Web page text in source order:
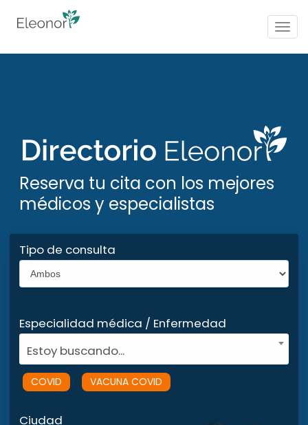
Reserva tu cita con los mejores
médicos y especialistas
Tipo de consulta
Especialidad médica / Enfermedad
Estoy buscando...
COVID VACUNA COVID
Ciudad